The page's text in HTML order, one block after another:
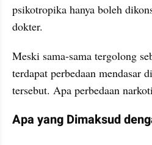
psikotropika hanya boleh
dokter.
Meski sama-sama tergolong
terdapat perbedaan mendasar
tersebut. Apa perbedaan
Apa yang Dimaksud